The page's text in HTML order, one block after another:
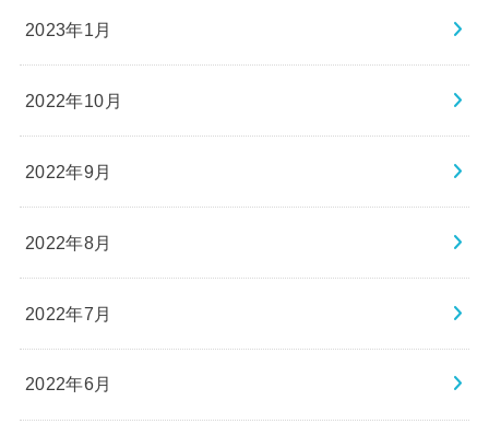
2023年1月
2022年10月
2022年9月
2022年8月
2022年7月
2022年6月